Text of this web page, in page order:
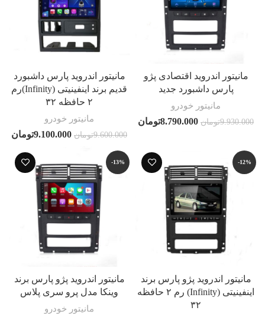
مانیتور اندروید اقتصادی پژو
پارس داشبورد جدید
مانیتور خودرو
9.930.000تومان 8.790.000تومان
مانیتور اندروید پارس داشبورد
قدیم برند اینفینیتی (Infinity)رم
۲ حافظه ۳۲
مانیتور خودرو
9.600.000تومان 9.100.000تومان
-12%
مانیتور اندروید پژو پارس برند
اینفینیتی (Infinity) رم ۲ حافظه
۳۲
-13%
مانیتور اندروید پژو پارس برند
وینکا مدل پرو سری پلاس
مانیتور خودرو